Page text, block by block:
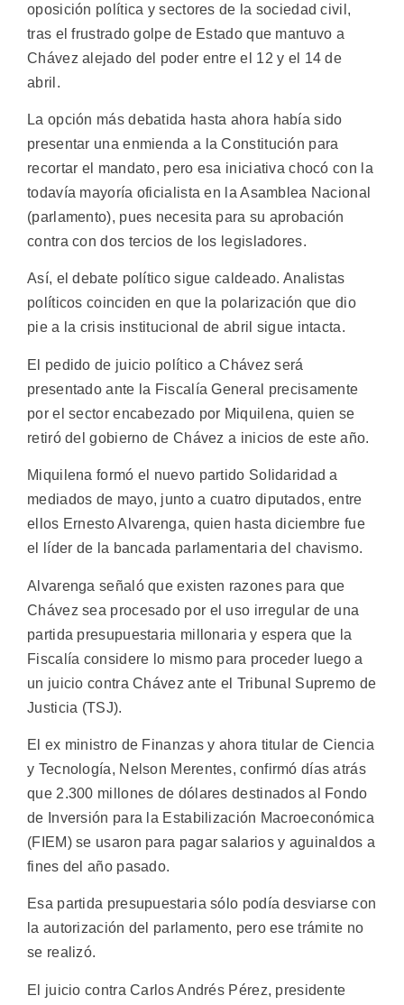
oposición política y sectores de la sociedad civil,
tras el frustrado golpe de Estado que mantuvo a
Chávez alejado del poder entre el 12 y el 14 de
abril.
La opción más debatida hasta ahora había sido
presentar una enmienda a la Constitución para
recortar el mandato, pero esa iniciativa chocó con la
todavía mayoría oficialista en la Asamblea Nacional
(parlamento), pues necesita para su aprobación
contra con dos tercios de los legisladores.
Así, el debate político sigue caldeado. Analistas
políticos coinciden en que la polarización que dio
pie a la crisis institucional de abril sigue intacta.
El pedido de juicio político a Chávez será
presentado ante la Fiscalía General precisamente
por el sector encabezado por Miquilena, quien se
retiró del gobierno de Chávez a inicios de este año.
Miquilena formó el nuevo partido Solidaridad a
mediados de mayo, junto a cuatro diputados, entre
ellos Ernesto Alvarenga, quien hasta diciembre fue
el líder de la bancada parlamentaria del chavismo.
Alvarenga señaló que existen razones para que
Chávez sea procesado por el uso irregular de una
partida presupuestaria millonaria y espera que la
Fiscalía considere lo mismo para proceder luego a
un juicio contra Chávez ante el Tribunal Supremo de
Justicia (TSJ).
El ex ministro de Finanzas y ahora titular de Ciencia
y Tecnología, Nelson Merentes, confirmó días atrás
que 2.300 millones de dólares destinados al Fondo
de Inversión para la Estabilización Macroeconómica
(FIEM) se usaron para pagar salarios y aguinaldos a
fines del año pasado.
Esa partida presupuestaria sólo podía desviarse con
la autorización del parlamento, pero ese trámite no
se realizó.
El juicio contra Carlos Andrés Pérez, presidente